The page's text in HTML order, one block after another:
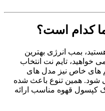
کدام است؟
بمب انرژی بهترین
خواهید، تایم نت انتخاب
های خاص نیز مدل های
شود. همین تنوع باعث شده
کپسول قهوه مناسب ارائه